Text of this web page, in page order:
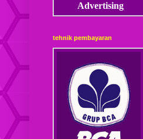
Advertising
tehnik pembayaran